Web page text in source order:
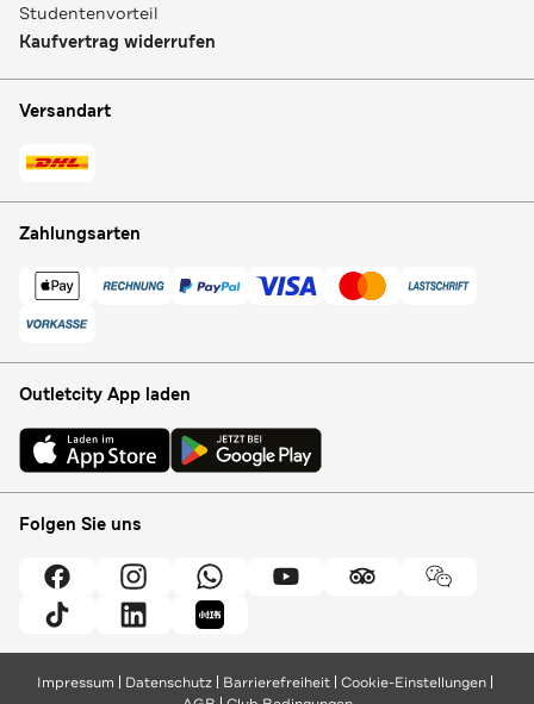
Studentenvorteil
Kaufvertrag widerrufen
Versandart
Zahlungsarten
Outletcity App laden
Folgen Sie uns
Impressum Datenschutz Barrierefreiheit Cookie-Einstellungen